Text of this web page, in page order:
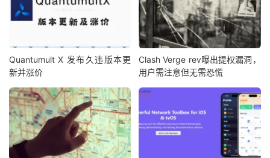
Quantumult X 发布久违版本更
新并涨价
Clash Verge rev曝出提权漏洞，
用户需注意但无需恐慌